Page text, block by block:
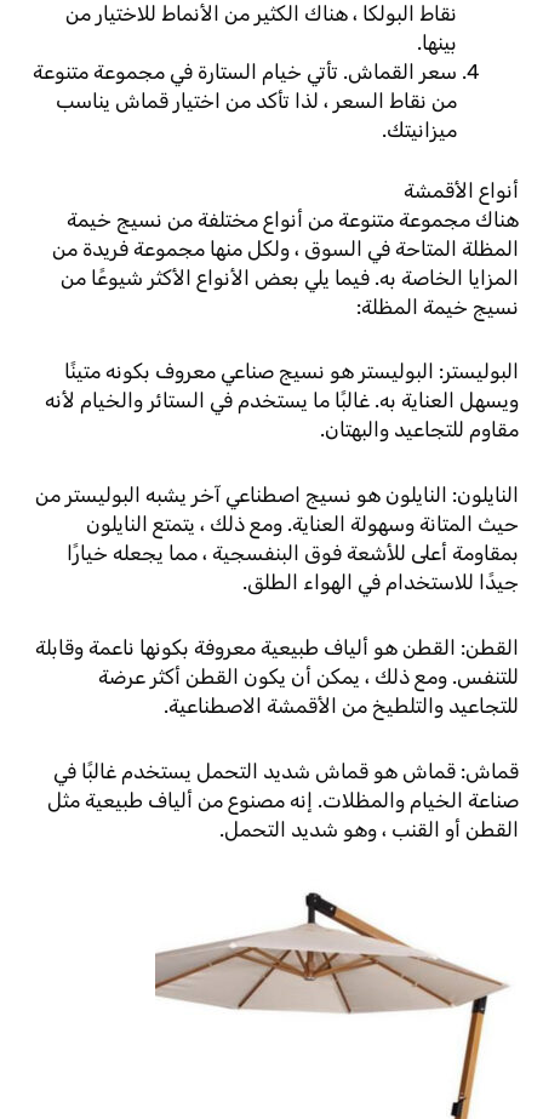
نقاط البولكا ، هناك الكثير من الأنماط للاختيار من
بينها.
سعر القماش. تأتي خيام الستارة في مجموعة متنوعة
من نقاط السعر ، لذا تأكد من اختيار قماش يناسب
ميزانيتك.
أنواع الأقمشة
هناك مجموعة متنوعة من أنواع مختلفة من نسيج خيمة
المظلة المتاحة في السوق ، ولكل منها مجموعة فريدة من
المزايا الخاصة به. فيما يلي بعض الأنواع الأكثر شيوعًا من
نسيج خيمة المظلة:
البوليستر: البوليستر هو نسيج صناعي معروف بكونه متينًا
ويسهل العناية به. غالبًا ما يستخدم في الستائر والخيام لأنه
مقاوم للتجاعيد والبهتان.
النايلون: النايلون هو نسيج اصطناعي آخر يشبه البوليستر من
حيث المتانة وسهولة العناية. ومع ذلك ، يتمتع النايلون
بمقاومة أعلى للأشعة فوق البنفسجية ، مما يجعله خيارًا
جيدًا للاستخدام في الهواء الطلق.
القطن: القطن هو ألياف طبيعية معروفة بكونها ناعمة وقابلة
للتنفس. ومع ذلك ، يمكن أن يكون القطن أكثر عرضة
للتجاعيد والتلطيخ من الأقمشة الاصطناعية.
قماش: قماش هو قماش شديد التحمل يستخدم غالبًا في
صناعة الخيام والمظلات. إنه مصنوع من ألياف طبيعية مثل
القطن أو القنب ، وهو شديد التحمل.